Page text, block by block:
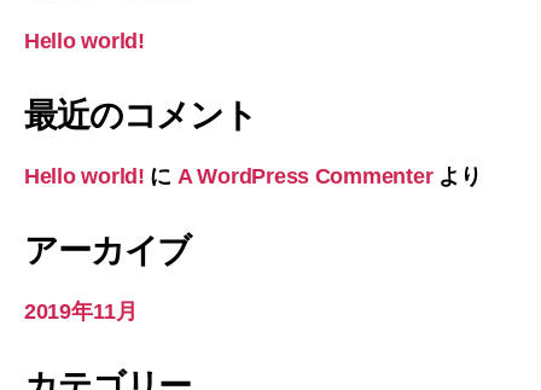
Hello world!
最近のコメント
Hello world! に A WordPress Commenterより
アーカイブ
2019年11月